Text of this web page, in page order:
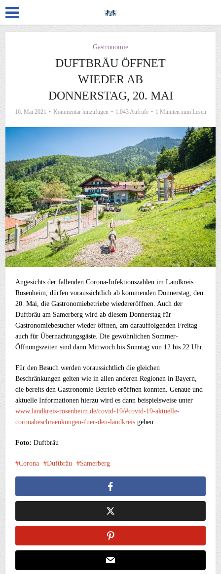
Gastronomie
DUFTBRÄU ÖFFNET
WIEDER AB
DONNERSTAG, 20. MAI
16. Mai 2021 Kommentar hinzufügen 1.043 Aufrufe 1 Minuten zum Lesen
Angesichts der fallenden Corona-Infektionszahlen im Landkreis
Rosenheim, dürfen voraussichtlich ab kommenden Donnerstag, den
20. Mai, die Gastronomiebetriebe wiedereröffnen. Auch der
Duftbräu am Samerberg wird ab diesem Donnerstag für
Gastronomiebesucher wieder öffnen, am darauffolgenden Freitag
auch für Übernachtungsgäste. Die gewöhnlichen Sommer-
Öffnungszeiten sind dann Mittwoch bis Sonntag von 12 bis 22 Uhr.
Für den Besuch werden voraussichtlich die gleichen
Beschränkungen gelten wie in allen anderen Regionen in Bayern,
die bereits den Gastronomie-Betrieb eröffnen konnten. Genaue und
aktuelle Informationen hierzu wird es dann beispielsweise unter
www.landkreis-rosenheim.de/covid-19/#covid-19-aktuelle-
coronabeschraenkungen-fuer-den-landkreis geben.
Foto: Duftbräu
Corona Duftbräu Samerberg